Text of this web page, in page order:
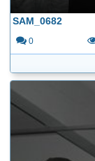
SAM_0682
0